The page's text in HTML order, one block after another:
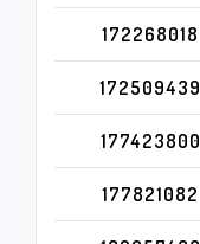
172268018
172509439
177423800
177821082